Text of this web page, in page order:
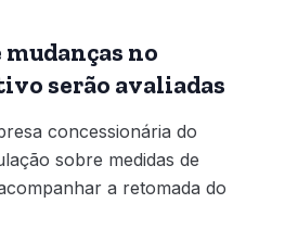
mudanças no
serão avaliadas
concessionária do
sobre medidas de
a retomada do